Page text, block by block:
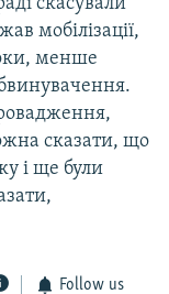
мобілізації,
менше
сказати, що
і ще були
Follow us